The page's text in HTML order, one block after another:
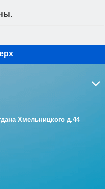
Хмельницкого д.44